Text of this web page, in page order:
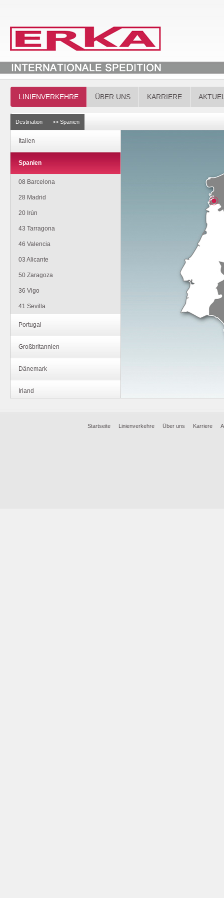
LINIENVERKEHRE ÜBER UNS KARRIERE
Destination >> Spanien
Italien
Spanien
08 Barcelona
28 Madrid
20 Irún
43 Tarragona
46 Valencia
03 Alicante
50 Zaragoza
36 Vigo
41 Sevilla
Portugal
Großbritannien
Dänemark
Irland
Frankreich
Startseite Linienverkehre Über uns Karriere